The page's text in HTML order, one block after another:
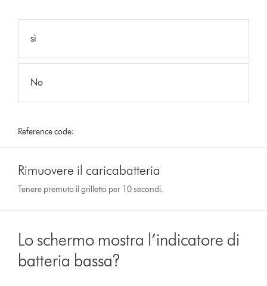
sì
No
Reference code:
Rimuovere il caricabatteria
Tenere premuto il grilletto per 10 secondi.
Lo schermo mostra l’indicatore di
batteria bassa?